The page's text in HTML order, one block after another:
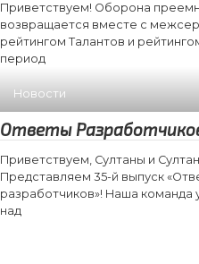
Приветствуем! Оборона
возвращается вместе с
рейтингом Талантов и
период
Новости
Ответы
Приветствуем, Султаны и
Представляем 35-й выпуск
разработчиков»! Наша команда
над